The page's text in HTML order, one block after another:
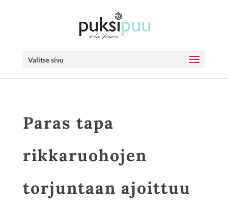
Valitse sivu
Paras tapa
rikkaruohojen
torjuntaan ajoittuu